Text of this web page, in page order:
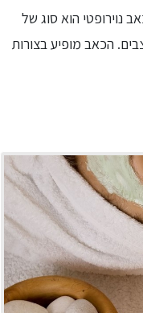
נוירופטי הוא סוג של
הכאב מופיע בצורות